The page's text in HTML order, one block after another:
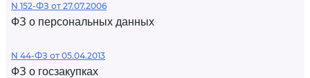
N 152-ФЗ от 27.07.2006
ФЗ о персональных данных
N 44-ФЗ от 05.04.2013
ФЗ о госзакупках